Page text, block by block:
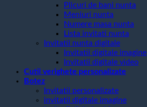
Plicuri de bani nunta
Meniuri nunta
Numere masa nunta
Lista invitati nunta
Invitatii nunta digitale
Invitatii digitale imagine
Invitatii digitale video
Cutii verighete personalizate
Botez
Invitatii personalizate
invitatii digitale imagine